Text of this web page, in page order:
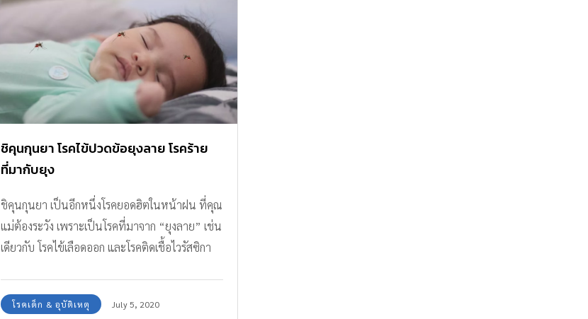
ชิคุนกุนยา โรคไข้ปวดข้อยุงลาย โรคร้าย
ที่มากับยุง
ชิคุนกุนยา เป็นอีกหนึ่งโรคยอดฮิตในหน้าฝน ที่คุณ
แม่ต้องระวัง เพราะเป็นโรคที่มาจาก “ยุงลาย” เช่น
เดียวกับ โรคไข้เลือดออก และโรคติดเชื้อไวรัสซิกา
1,630 ราย ต่อมาถึงวันที่ 5 กรกฎาคม พบผู้ป่วย
โรคเด็ก & อุบัติเหตุ July 5, 2020